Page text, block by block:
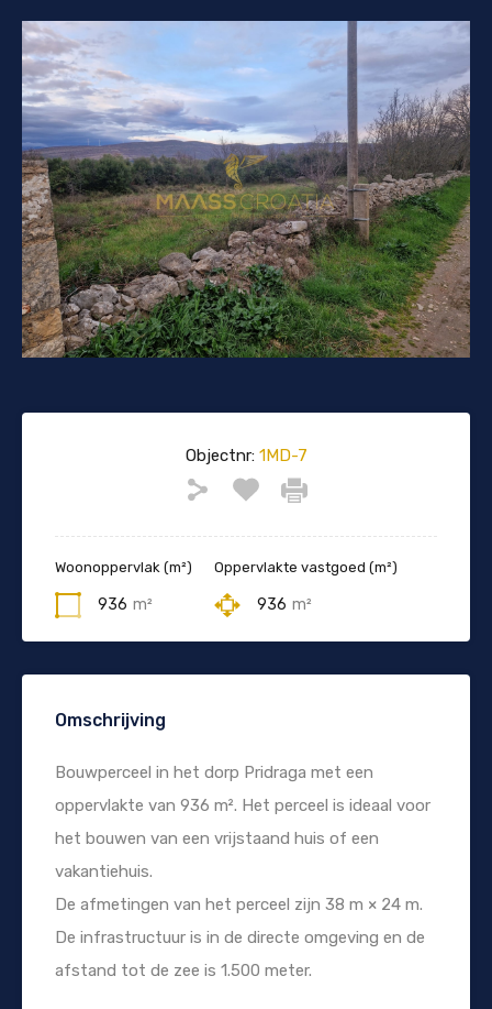
Objectnr:1MD-7
Woonoppervlak (m²)
936 m²
Oppervlakte vastgoed (m²)
936 m²
Omschrijving
Bouwperceel in het dorp Pridraga met een
oppervlakte van 936 m². Het perceel is ideaal voor
het bouwen van een vrijstaand huis of een
vakantiehuis.
De afmetingen van het perceel zijn 38 m × 24 m.
De infrastructuur is in de directe omgeving en de
afstand tot de zee is 1.500 meter.